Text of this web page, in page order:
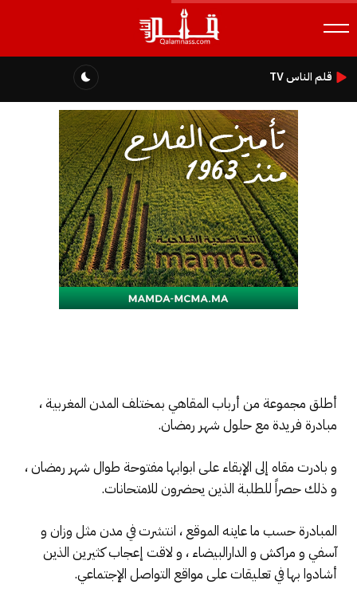
قلم الناس TV
أطلق مجموعة من أرباب المقاهي بمختلف المدن المغربية ،
مبادرة فريدة مع حلول شهر رمضان.
و بادرت مقاه إلى الإبقاء على ابوابها مفتوحة طوال شهر رمضان ،
و ذلك حصراً للطلبة الذين يحضرون للامتحانات.
المبادرة حسب ما عاينه الموقع ، انتشرت في مدن مثل وزان و
آسفي و مراكش و الدارالبيضاء ، و لاقت إعجاب كثيرين الذين
أشادوا بها في تعليقات على مواقع التواصل الإجتماعي.